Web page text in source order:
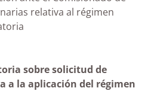
relativa al régimen
|Estimatoria
sobre solicitud de
a la aplicación del régimen